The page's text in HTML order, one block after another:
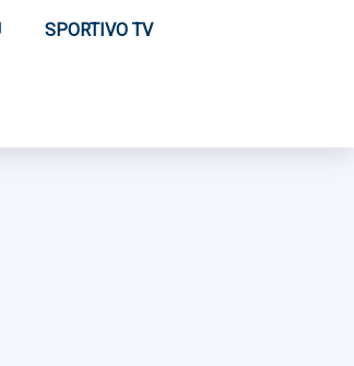
SPORTIVO TV